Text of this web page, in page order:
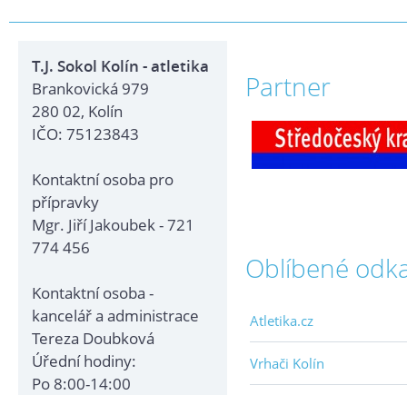
T.J. Sokol Kolín - atletika
Brankovická 979
280 02, Kolín
IČO: 75123843
Kontaktní osoba pro
přípravky
Mgr. Jiří Jakoubek - 721
774 456
Kontaktní osoba -
kancelář a administrace
Tereza Doubková
Úřední hodiny:
Po 8:00-14:00
Partner
Oblíbené
Atletika.cz
Vrhači Kolín